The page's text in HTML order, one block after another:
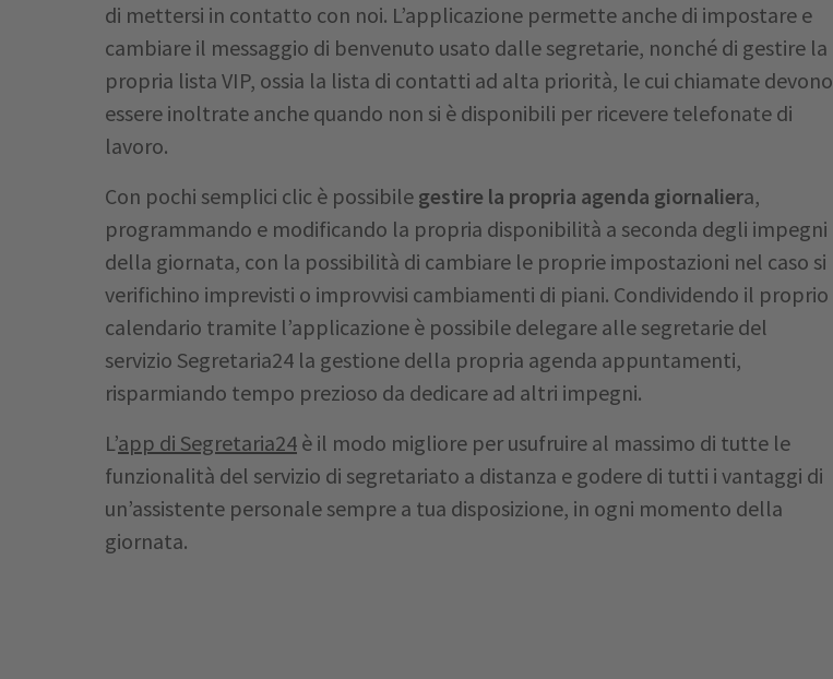
di mettersi in contatto con noi. L’applicazione permette anche di impostare e
cambiare il messaggio di benvenuto usato dalle segretarie, nonché di gestire la
propria lista VIP, ossia la lista di contatti ad alta priorità, le cui chiamate devono
essere inoltrate anche quando non si è disponibili per ricevere telefonate di
lavoro.
Con pochi semplici clic è possibile gestire la propria agenda giornaliera,
programmando e modificando la propria disponibilità a seconda degli impegni
della giornata, con la possibilità di cambiare le proprie impostazioni nel caso si
verifichino imprevisti o improvvisi cambiamenti di piani. Condividendo il proprio
calendario tramite l’applicazione è possibile delegare alle segretarie del
servizio Segretaria24 la gestione della propria agenda appuntamenti,
risparmiando tempo prezioso da dedicare ad altri impegni.
L’app di Segretaria24 è il modo migliore per usufruire al massimo di tutte le
funzionalità del servizio di segretariato a distanza e godere di tutti i vantaggi di
un’assistente personale sempre a tua disposizione, in ogni momento della
giornata.